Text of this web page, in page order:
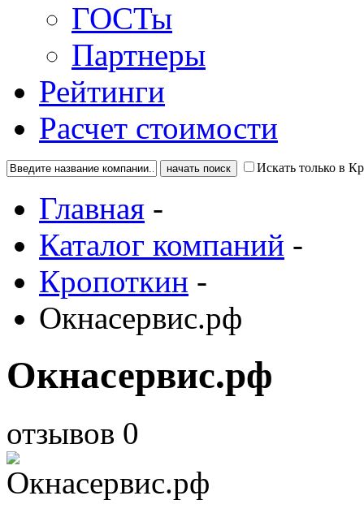
ГОСТы
Партнеры
Рейтинги
Расчет стоимости
Искать только в
Главная -
Каталог компаний -
Кропоткин -
Окнасервис.рф
Окнасервис.рф
отзывов 0